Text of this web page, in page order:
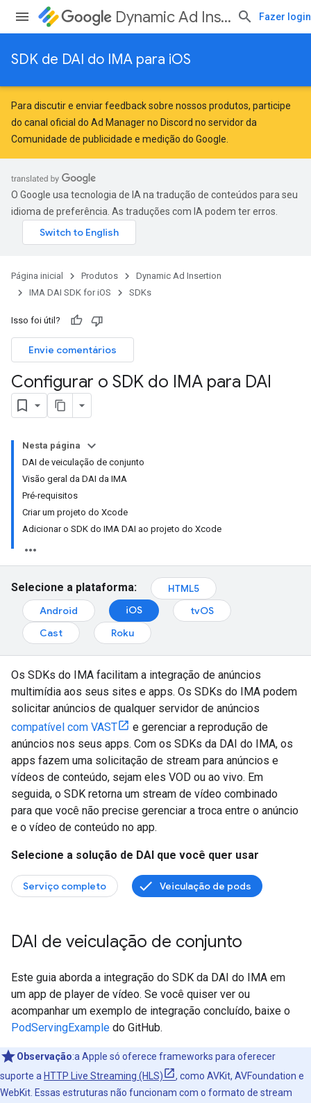
Dynamic Ad Insertion Fazer login
SDK de DAI do IMA para iOS
Para discutir e enviar feedback sobre nossos produtos, participe
do canal oficial do Ad Manager no Discord no servidor da
Comunidade de publicidade e medição do Google
O Google usa tecnologia de IA na tradução de conteúdos para seu
idioma de preferência. As traduções com IA podem ter erros.
Página inicial Produtos
Dynamic Ad Insertion
IMA DAI SDK for iOS
SDKs
Isso foi útil?
Envie comentários
Configurar o SDK do IMA para DAI
Nesta página
DAI de veiculação de conjunto
Visão geral da DAI da IMA
Pré-requisitos
Criar um projeto do Xcode
Adicionar o SDK do IMA DAI ao projeto do Xcode
Selecione a plataforma:
HTML5
Android
iOS
tvOS
Cast
Roku
Os SDKs do IMA facilitam a integração de anúncios
multimídia aos seus sites e apps. Os SDKs do IMA podem
solicitar anúncios de qualquer servidor de anúncios
compatível com VAST
e gerenciar a reprodução de
anúncios nos seus apps. Com os SDKs da DAI do IMA, os
apps fazem uma solicitação de stream para anúncios e
vídeos de conteúdo, sejam eles VOD ou ao vivo. Em
seguida, o SDK retorna um stream de vídeo combinado
para que você não precise gerenciar a troca entre o anúncio
e o vídeo de conteúdo no app.
Selecione a solução de DAI que você quer usar
Serviço completo Veiculação de pods
DAI de veiculação de conjunto
Este guia aborda a integração do SDK da DAI do IMA em
um app de player de vídeo. Se você quiser ver ou
acompanhar um exemplo de integração concluído, baixe o
PodServingExample do GitHub.
Observação:a Apple só oferece frameworks para oferecer
suporte a HTTP Live Streaming (HLS)
, como AVKit, AVFoundation e
WebKit. Essas estruturas não funcionam com o formato de stream